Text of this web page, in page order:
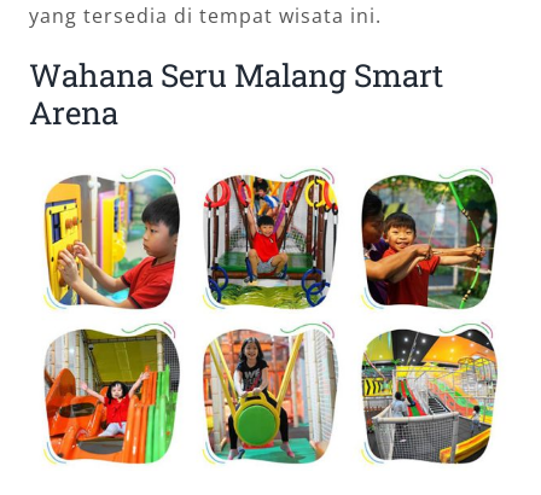
yang tersedia di tempat wisata ini.
Wahana Seru Malang Smart
Arena